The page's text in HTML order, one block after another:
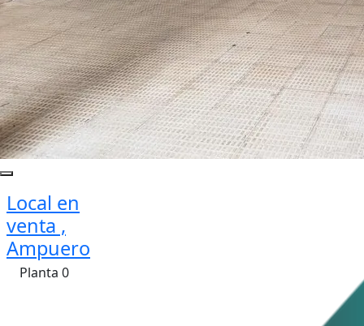
Local en
venta ,
Ampuero
Planta 0